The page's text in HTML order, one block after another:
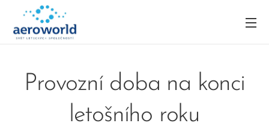
Provozní doba na konci
letošního roku